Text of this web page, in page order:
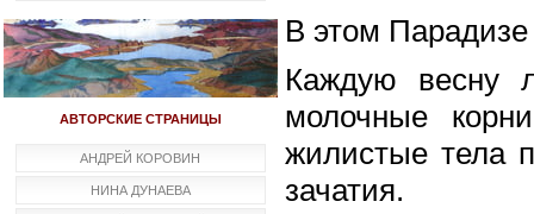
АВТОРСКИЕ СТРАНИЦЫ
АНДРЕЙ КОРОВИН
НИНА ДУНАЕВА
В этом
Каждую весну
молочные
жилистые тела
зачатия.